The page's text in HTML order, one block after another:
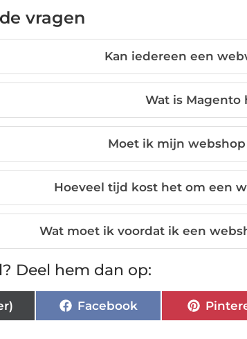
vragen
Kan iedereen een
Wat is Magento
Moet ik mijn
Hoeveel tijd kost het om een
Wat moet ik voordat ik een
Deel hem dan op:
Facebook